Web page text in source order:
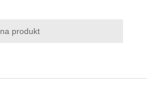
produkt